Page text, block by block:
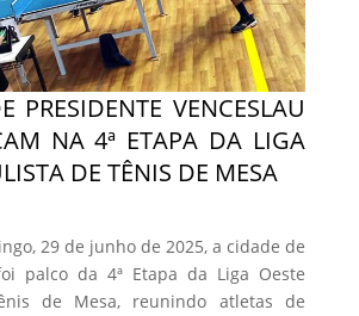
PRESIDENTE VENCESLAU
NA 4ª ETAPA DA LIGA
DE TÊNIS DE MESA
29 de junho de 2025, a cidade de
palco da 4ª Etapa da Liga Oeste
de Mesa, reunindo atletas de